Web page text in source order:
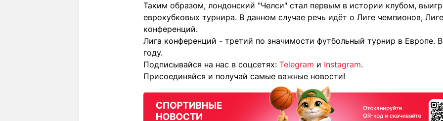
Таким образом, лондонский "Челси" стал первым в истории клубом,
еврокубковых турнира. В данном случае речь идёт о Лиге чемпионов,
конференций.
Лига конференций - третий по значимости футбольный турнир в Европе.
году.
Подписывайся на нас в соцсетях: Telegram и Instagram.
Присоединяйся и получай самые важные новости!